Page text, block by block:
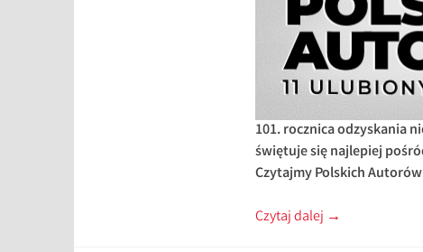
101. rocznica odzyskania
świętuje się najlepiej
Czytajmy Polskich
Czytaj dalej →